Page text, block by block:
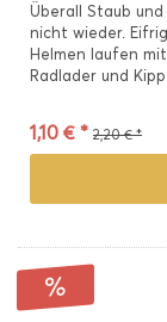
Überall Staub
nicht wieder.
Helmen laufen
Radlader und
1,10 € * 2,20 € *